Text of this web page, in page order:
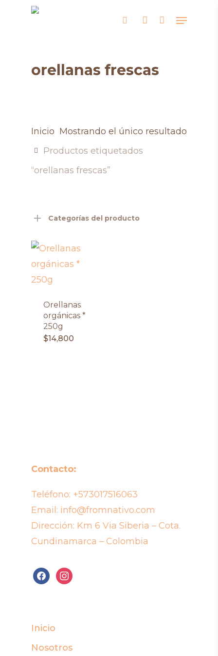
searchaccount
Menu
orellanas frescas
Mostrando el único resultado
Inicio
Productos etiquetados
“orellanas frescas”
Categorías del producto
Orellanas
orgánicas *
250g
$14,800
Contacto:
Teléfono: +573017516063
Email: info@fromnativo.com
Dirección: Km 6 Via Siberia – Cota.
Cundinamarca – Colombia
facebookinstagram
Inicio
Nosotros